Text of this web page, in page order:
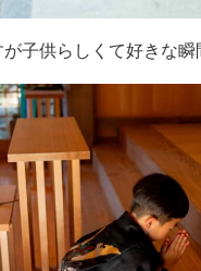
子供らしくて好きな瞬